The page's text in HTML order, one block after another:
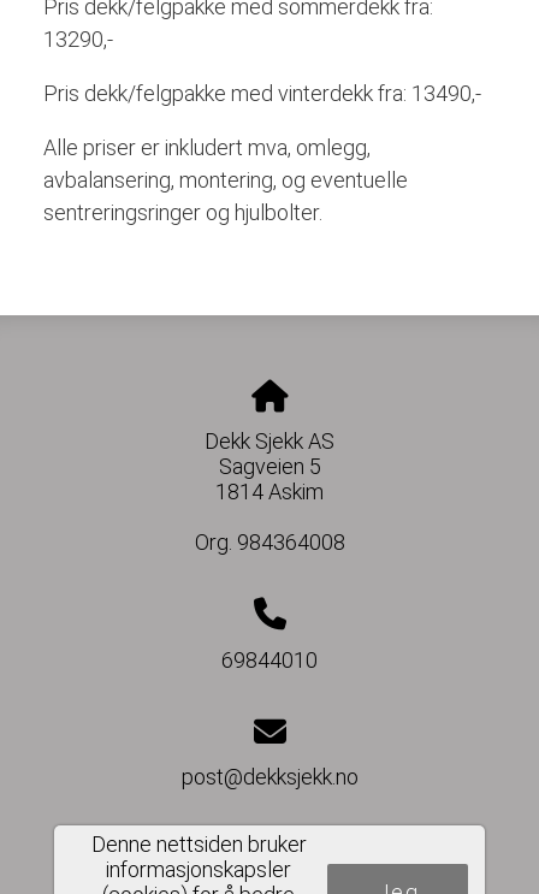
Pris dekk/felgpakke med sommerdekk fra:
13290,-
Pris dekk/felgpakke med vinterdekk fra: 13490,-
Alle priser er inkludert mva, omlegg,
avbalansering, montering, og eventuelle
sentreringsringer og hjulbolter.
Dekk Sjekk AS
Sagveien 5
1814 Askim
Org. 984364008
69844010
post@dekksjekk.no
Denne nettsiden bruker
informasjonskapsler